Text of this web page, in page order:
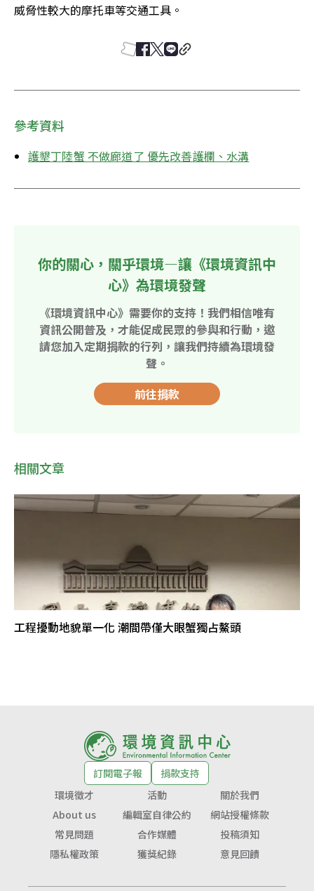
威脅性較大的摩托車等交通工具。
參考資料
護墾丁陸蟹 不做廊道了 優先改善護欄、水溝
你的關心，關乎環境—讓《環境資訊中
心》為環境發聲
《環境資訊中心》需要你的支持！我們相信唯有
資訊公開普及，才能促成民眾的參與和行動，邀
請您加入定期捐款的行列，讓我們持續為環境發
聲。
前往捐款
相關文章
工程擾動地貌單一化 潮間帶僅大眼蟹獨占鰲頭
訂閱電子報
捐款支持
環境徵才
活動
關於我們
About us
編輯室自律公約
網站授權條款
常見問題
合作媒體
投稿須知
隱私權政策
獲獎紀錄 意見回饋